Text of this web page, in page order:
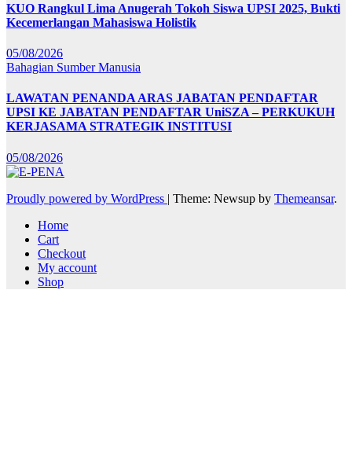
KUO Rangkul Lima Anugerah Tokoh Siswa UPSI 2025, Bukti
Kecemerlangan Mahasiswa Holistik
05/08/2026
Bahagian Sumber Manusia
LAWATAN PENANDA ARAS JABATAN PENDAFTAR
UPSI KE JABATAN PENDAFTAR UniSZA – PERKUKUH
KERJASAMA STRATEGIK INSTITUSI
05/08/2026
Proudly powered by WordPress | Theme: Newsup by Themeansar.
Home
Cart
Checkout
My account
Shop